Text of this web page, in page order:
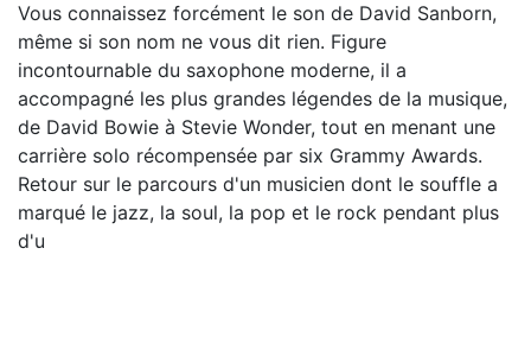
Vous connaissez forcément le son de David Sanborn,
même si son nom ne vous dit rien. Figure
incontournable du saxophone moderne, il a
accompagné les plus grandes légendes de la musique,
de David Bowie à Stevie Wonder, tout en menant une
carrière solo récompensée par six Grammy Awards.
Retour sur le parcours d'un musicien dont le souffle a
marqué le jazz, la soul, la pop et le rock pendant plus
d'u